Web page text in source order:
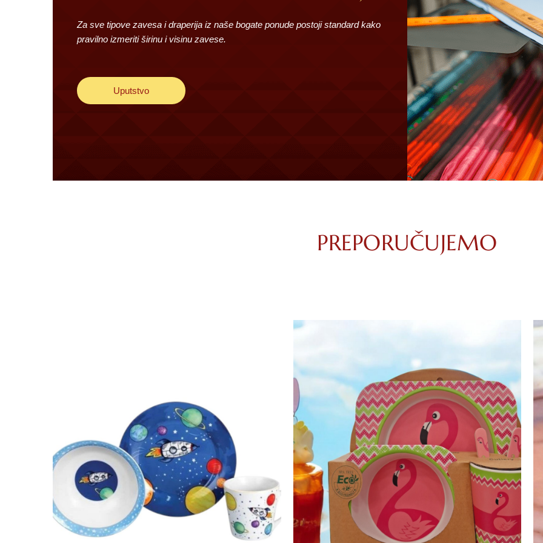
Za sve tipove zavesa i draperija iz naše bogate ponude postoji standard kako
pravilno izmeriti širinu i visinu zavese.
Uputstvo
PREPORUČUJEMO